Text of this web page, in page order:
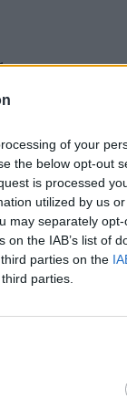
of your
the below opt-out
is processed
utilized by us
may separately
the IAB’s list of
parties on the
parties.
a
lehet